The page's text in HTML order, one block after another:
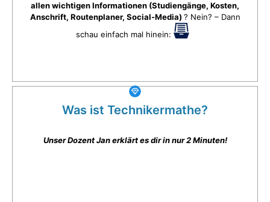
allen wichtigen Informationen (Studiengänge, Kosten,
Anschrift, Routenplaner, Social-Media) ? Nein? – Dann
schau einfach mal hinein:
Was ist Technikermathe?
Unser Dozent Jan erklärt es dir in nur 2 Minuten!